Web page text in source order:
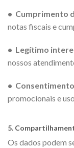
• Cumprimento
notas fiscais e
• Legítimo
nossos
• Consentimento
promocionais e
5.
Os dados podem